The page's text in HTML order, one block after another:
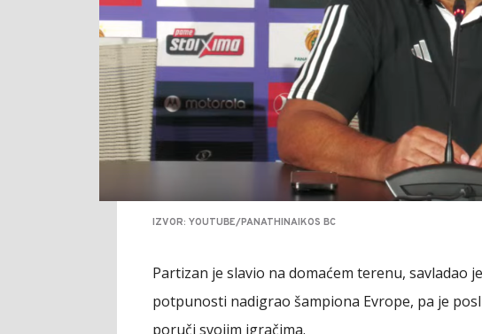
IZVOR: YOUTUBE/PANATHINAIKOS BC
Partizan je slavio na domaćem terenu, savladao
potpunosti nadigrao šampiona Evrope, pa je
poruči svojim igračima.